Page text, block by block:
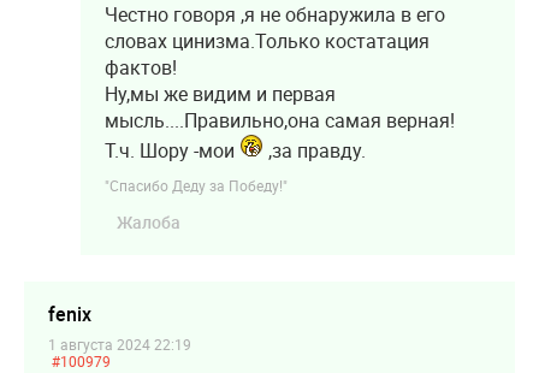
Честно говоря ,я не обнаружила в его
словах цинизма.Только костатация
фактов!
Ну,мы же видим и первая
мысль....Правильно,она самая верная!
Т.ч. Шору -мои
,за правду.
"Спасибо Деду за Победу!"
Жалоба
fenix
1 августа 2024 22:19
#100979